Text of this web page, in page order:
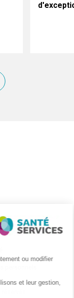
CATERING
personnels